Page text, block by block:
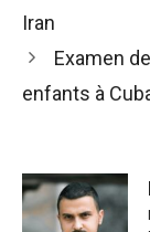
Iran
Examen
enfants à